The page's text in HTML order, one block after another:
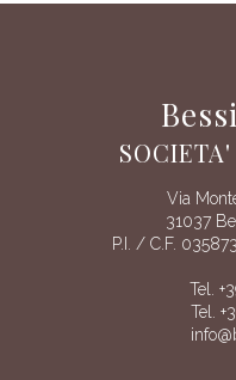
Via
31037
P.I. / C.F.
Tel.
Tel.